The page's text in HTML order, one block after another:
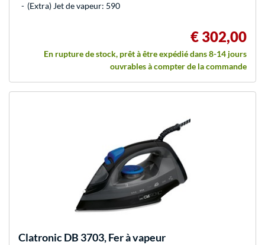
(Extra) Jet de vapeur: 590
€ 302,00
En rupture de stock, prêt à être expédié dans 8-14 jours
ouvrables à compter de la commande
ClatronicDB 3703, Fer à vapeur